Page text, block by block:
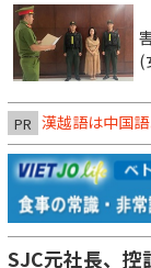
(
PR 漢越語は中国
SJC元社長、